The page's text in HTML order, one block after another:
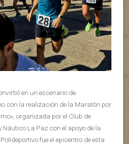
en un escenario de
con la realización de la Maratón por
organizada por el Club de
Náutico La Paz con el apoyo de la
fue el epicentro de esta